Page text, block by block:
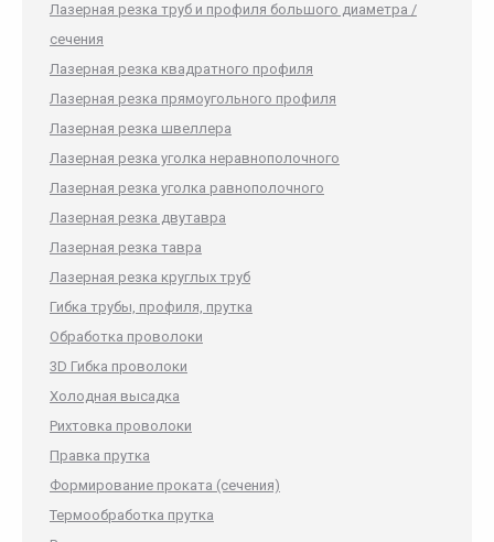
Лазерная резка труб и профиля большого диаметра /
сечения
Лазерная резка квадратного профиля
Лазерная резка прямоугольного профиля
Лазерная резка швеллера
Лазерная резка уголка неравнополочного
Лазерная резка уголка равнополочного
Лазерная резка двутавра
Лазерная резка тавра
Лазерная резка круглых труб
Гибка трубы, профиля, прутка
Обработка проволоки
3D Гибка проволоки
Холодная высадка
Рихтовка проволоки
Правка прутка
Формирование проката (сечения)
Термообработка прутка